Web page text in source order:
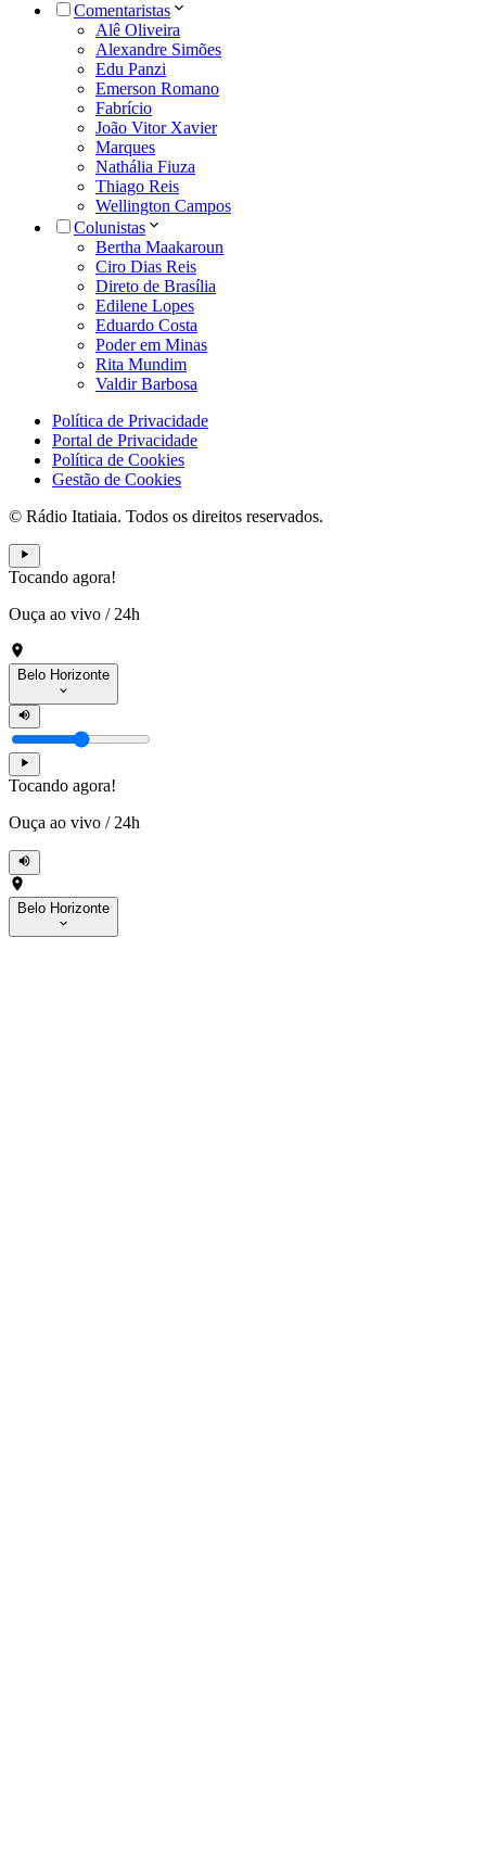
Comentaristas
Alê Oliveira
Alexandre Simões
Edu Panzi
Emerson Romano
Fabrício
João Vitor Xavier
Marques
Nathália Fiuza
Thiago Reis
Wellington Campos
Colunistas
Bertha Maakaroun
Ciro Dias Reis
Direto de Brasília
Edilene Lopes
Eduardo Costa
Poder em Minas
Rita Mundim
Valdir Barbosa
Política de Privacidade
Portal de Privacidade
Política de Cookies
Gestão de Cookies
© Rádio Itatiaia. Todos os direitos reservados.
Tocando agora!
Ouça ao vivo / 24h
Belo Horizonte
Tocando agora!
Ouça ao vivo / 24h
Belo Horizonte